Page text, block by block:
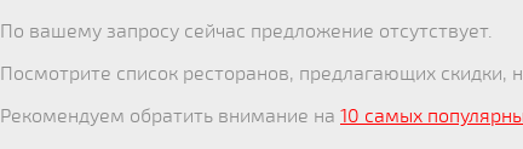
По вашему запросу сейчас предложение отсутствует.
Посмотрите список ресторанов, предлагающих скидки,
Рекомендуем обратить внимание на 10 самых